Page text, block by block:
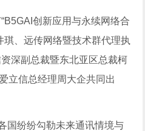
创新应用与永续网络合
琪、远传网络暨技术群代理执
深副总裁暨东北亚区总裁柯
立信总经理周大企共同出
国纷纷勾勒未来通讯情境与